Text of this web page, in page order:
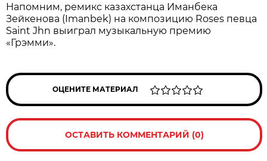
Напомним, ремикс казахстанца Иманбека
Зейкенова (Imanbek) на композицию Roses певца
Saint Jhn выиграл музыкальную премию
«Грэмми».
ОЦЕНИТЕ МАТЕРИАЛ
ОСТАВИТЬ КОММЕНТАРИЙ (0)